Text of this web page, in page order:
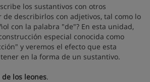
los sustantivos con otros
de describirlos con adjetivos, tal como lo
con la palabra "de"? En esta unidad,
especial conocida como
y veremos el efecto que esta
en la forma de un sustantivo.
los leones.